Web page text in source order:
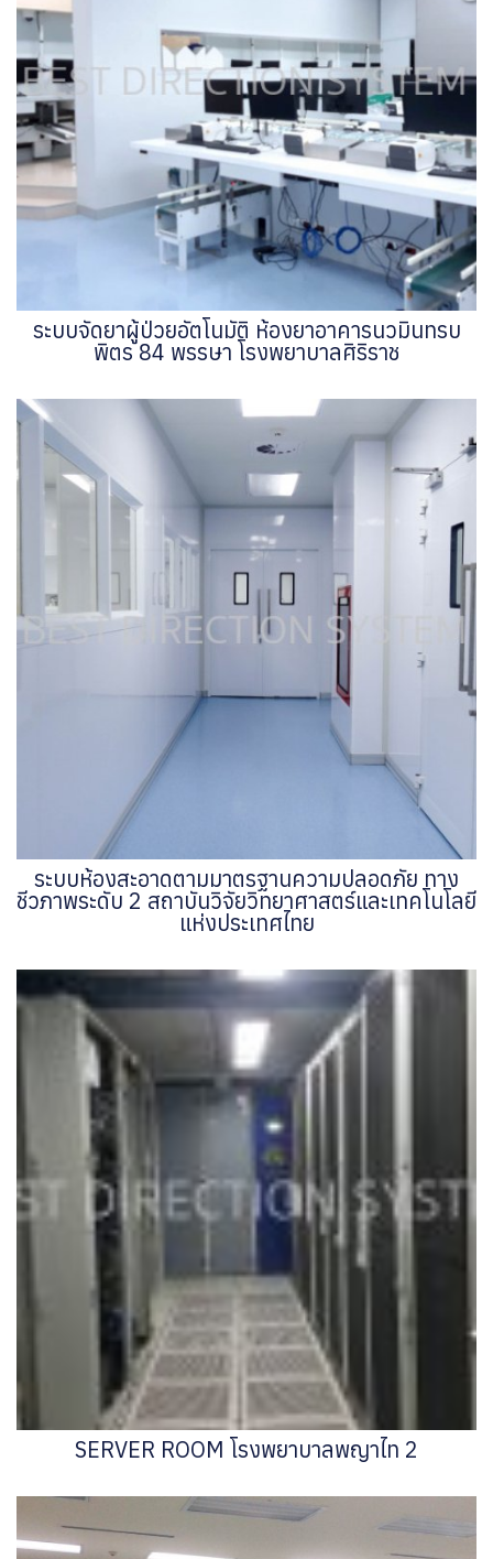
ระบบจัดยาผู้ป่วยอัตโนมัติ ห้องยาอาคารนวมินทรบ
พิตร 84 พรรษา โรงพยาบาลศิริราช
ระบบห้องสะอาดตามมาตรฐานความปลอดภัย ทาง
ชีวภาพระดับ 2 สถาบันวิจัยวิทยาศาสตร์และเทคโนโลยี
แห่งประเทศไทย
SERVER ROOM โรงพยาบาลพญาไท 2